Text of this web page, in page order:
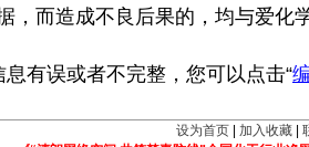
，而造成不良后果的，均与爱化
有误或者不完整，您可以点击“
设为首页 加入收藏